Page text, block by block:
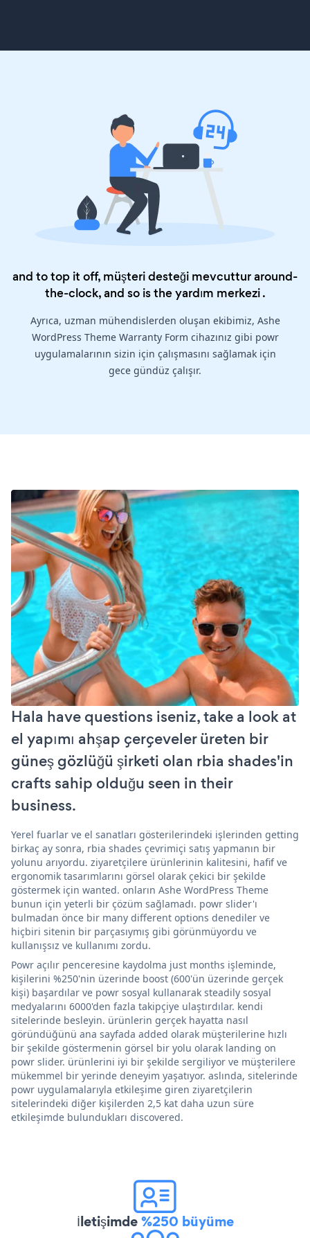
and to top it off, müşteri desteği mevcuttur around-
the-clock, and so is theyardım merkezi.
Ayrıca, uzman mühendislerden oluşan ekibimiz, Ashe
WordPress Theme Warranty Form cihazınız gibi powr
uygulamalarının sizin için çalışmasını sağlamak için
gece gündüz çalışır.
Hala have questions iseniz, take a look at
el yapımı ahşap çerçeveler üreten bir
güneş gözlüğü şirketi olan rbia shades'in
crafts sahip olduğu seen in their
business.
Yerel fuarlar ve el sanatları gösterilerindeki işlerinden getting
birkaç ay sonra, rbia shades çevrimiçi satış yapmanın bir
yolunu arıyordu. ziyaretçilere ürünlerinin kalitesini, hafif ve
ergonomik tasarımlarını görsel olarak çekici bir şekilde
göstermek için wanted. onların Ashe WordPress Theme
bunun için yeterli bir çözüm sağlamadı. powr slider'ı
bulmadan önce bir many different options denediler ve
hiçbiri sitenin bir parçasıymış gibi görünmüyordu ve
kullanışsız ve kullanımı zordu.
Powr açılır penceresine kaydolma just months işleminde,
kişilerini %250'nin üzerinde boost (600'ün üzerinde gerçek
kişi) başardılar ve powr sosyal kullanarak steadily sosyal
medyalarını 6000'den fazla takipçiye ulaştırdılar. kendi
sitelerinde besleyin. ürünlerin gerçek hayatta nasıl
göründüğünü ana sayfada added olarak müşterilerine hızlı
bir şekilde göstermenin görsel bir yolu olarak landing on
powr slider. ürünlerini iyi bir şekilde sergiliyor ve müşterilere
mükemmel bir yerinde deneyim yaşatıyor. aslında, sitelerinde
powr uygulamalarıyla etkileşime giren ziyaretçilerin
sitelerindeki diğer kişilerden 2,5 kat daha uzun süre
etkileşimde bulundukları discovered.
İletişimde%250 büyüme